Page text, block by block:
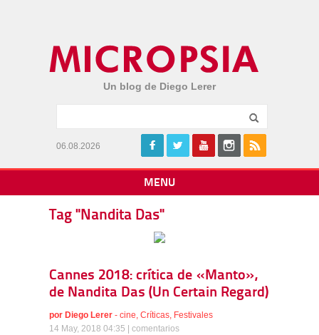
Un blog de Diego Lerer
06.08.2026
MENU
Tag "Nandita Das"
Cannes 2018: crítica de «Manto»,
de Nandita Das (Un Certain Regard)
por Diego Lerer - cine, Críticas, Festivales
14 May, 2018 04:35 | comentarios